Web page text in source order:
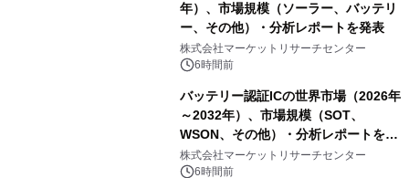
年）、市場規模（ソーラー、バッテリ
ー、その他）・分析レポートを発表
株式会社マーケットリサーチセンター
6時間前
バッテリー認証ICの世界市場（2026年
～2032年）、市場規模（SOT、
WSON、その他）・分析レポートを発
表
株式会社マーケットリサーチセンター
6時間前